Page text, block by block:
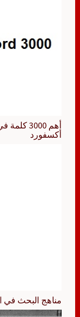
أهم 3000
أكسفورد
مناهج البحث في